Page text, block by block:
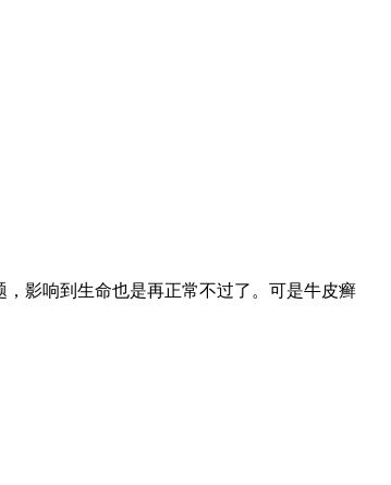
影响到生命也是再正常不过了。可是牛皮癣